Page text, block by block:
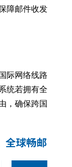
障邮件收发
际网络线路
统若拥有全
，确保跨国